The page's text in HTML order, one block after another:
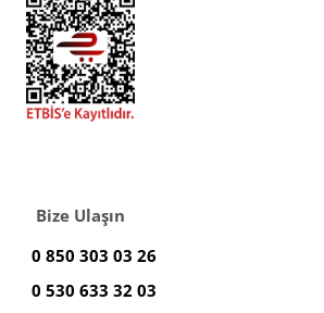
Bize Ulaşın
0 850 303 03 26
0 530 633 32 03